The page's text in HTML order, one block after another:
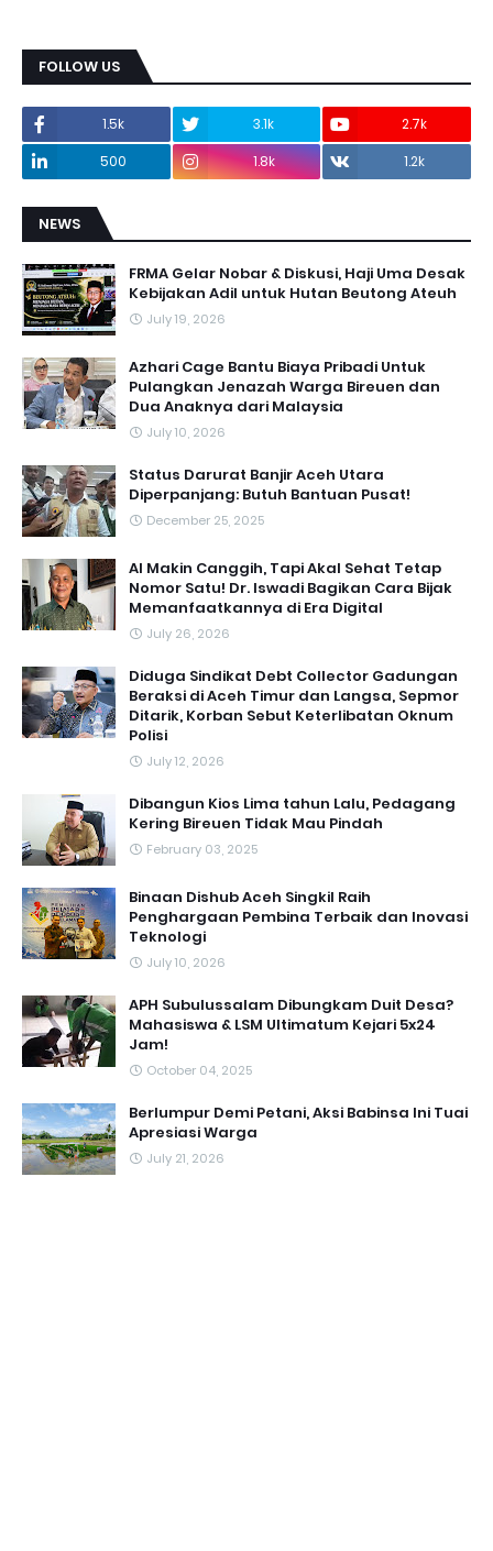
FOLLOW US
1.5k 3.1k
2.7k
500
1.8k 1.2k
NEWS
FRMA Gelar Nobar & Diskusi, Haji Uma Desak
Kebijakan Adil untuk Hutan Beutong Ateuh
July 19, 2026
Azhari Cage Bantu Biaya Pribadi Untuk
Pulangkan Jenazah Warga Bireuen dan
Dua Anaknya dari Malaysia
July 10, 2026
Status Darurat Banjir Aceh Utara
Diperpanjang: Butuh Bantuan Pusat!
December 25, 2025
AI Makin Canggih, Tapi Akal Sehat Tetap
Nomor Satu! Dr. Iswadi Bagikan Cara Bijak
Memanfaatkannya di Era Digital
July 26, 2026
Diduga Sindikat Debt Collector Gadungan
Beraksi di Aceh Timur dan Langsa, Sepmor
Ditarik, Korban Sebut Keterlibatan Oknum
Polisi
July 12, 2026
Dibangun Kios Lima tahun Lalu, Pedagang
Kering Bireuen Tidak Mau Pindah
February 03, 2025
Binaan Dishub Aceh Singkil Raih
Penghargaan Pembina Terbaik dan Inovasi
Teknologi
July 10, 2026
APH Subulussalam Dibungkam Duit Desa?
Mahasiswa & LSM Ultimatum Kejari 5x24
Jam!
October 04, 2025
Berlumpur Demi Petani, Aksi Babinsa Ini Tuai
Apresiasi Warga
July 21, 2026